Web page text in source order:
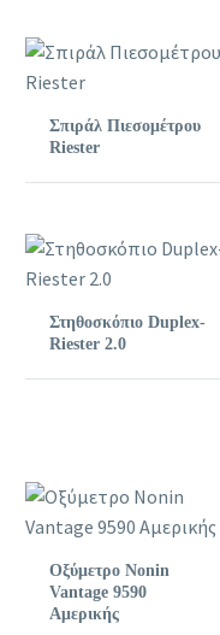
Σπιράλ Πιεσομέτρου
Riester
Στηθοσκόπιο Duplex-
Riester 2.0
Οξύμετρο Nonin
Vantage 9590
Αμερικής